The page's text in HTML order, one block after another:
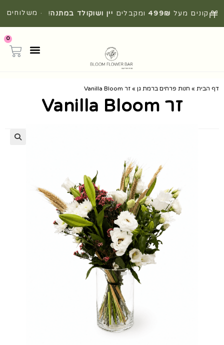
קונים מעל 499₪ ומקבלים יין ושוקולד במתנה! · משלוחים
0
דף הבית » חנות פרחים ברמת גן » זר Vanilla Bloom
זר Vanilla Bloom